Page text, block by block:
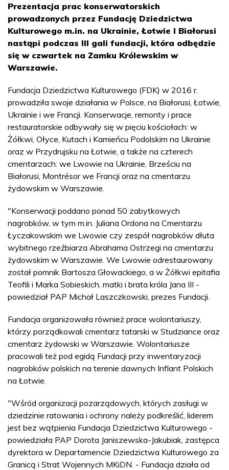
Prezentacja prac konserwatorskich
prowadzonych przez Fundację Dziedzictwa
Kulturowego m.in. na Ukrainie, Łotwie I Białorusi
nastąpi podczas III gali fundacji, która odbędzie
się w czwartek na Zamku Królewskim w
Warszawie.
Fundacja Dziedzictwa Kulturowego (FDK) w 2016 r.
prowadziła swoje działania w Polsce, na Białorusi, Łotwie,
Ukrainie i we Francji. Konserwacje, remonty i prace
restauratorskie odbywały się w pięciu kościołach: w
Żółkwi, Ołyce, Kutach i Kamieńcu Podolskim na Ukrainie
oraz w Przydrujsku na Łotwie, a także na czterech
cmentarzach: we Lwowie na Ukrainie, Brześciu na
Białorusi, Montrésor we Francji oraz na cmentarzu
żydowskim w Warszawie.
"Konserwacji poddano ponad 50 zabytkowych
nagrobków, w tym m.in. Juliana Ordona na Cmentarzu
Łyczakowskim we Lwowie czy zespół nagrobków dłuta
wybitnego rzeźbiarza Abrahama Ostrzegi na cmentarzu
żydowskim w Warszawie. We Lwowie odrestaurowany
został pomnik Bartosza Głowackiego, a w Żółkwi epitafia
Teofili i Marka Sobieskich, matki i brata króla Jana III -
powiedział PAP Michał Laszczkowski, prezes Fundacji.
Fundacja organizowała również prace wolontariuszy,
którzy porządkowali cmentarz tatarski w Studziance oraz
cmentarz żydowski w Warszawie. Wolontariusze
pracowali też pod egidą Fundacji przy inwentaryzacji
nagrobków polskich na terenie dawnych Inflant Polskich
na Łotwie.
"Wśród organizacji pozarządowych, których zasługi w
dziedzinie ratowania i ochrony należy podkreślić, liderem
jest bez wątpienia Fundacja Dziedzictwa Kulturowego -
powiedziała PAP Dorota Janiszewska-Jakubiak, zastępca
dyrektora w Departamencie Dziedzictwa Kulturowego za
Granicą i Strat Wojennych MKiDN. - Fundacja działa od